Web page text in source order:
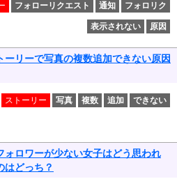
フォローリクエスト 通知 フォロリク
表示されない 原因
ーリーで写真の複数追加できない原因
ストーリー 写真 複数 追加 できない
ォロワーが少ない女子はどう思われ
はどっち？